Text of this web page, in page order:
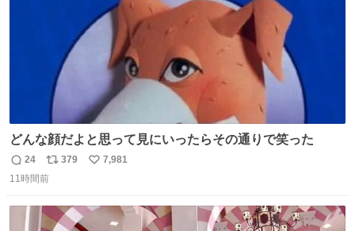
どんな顔だよと思って見にいったらその通りで笑った
返
信
24
リ
ポ
ト
379
い
7,981
11時間前